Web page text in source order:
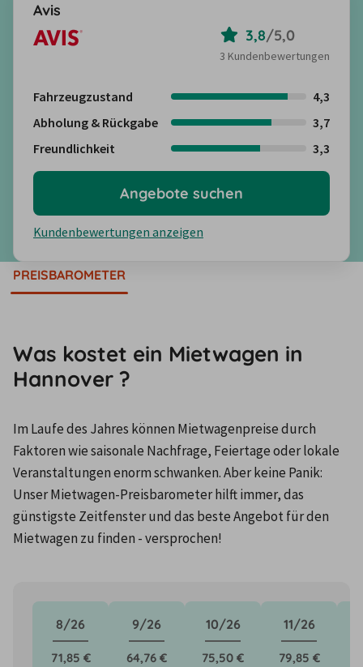
Avis
3,8/5,0
3 Kundenbewertungen
Fahrzeugzustand
4,3
Abholung & Rückgabe
3,7
Freundlichkeit
3,3
Kundenbewertungen anzeigen
Angebote suchen
PREISBAROMETER
Was kostet ein Mietwagen in
Hannover ?
Im Laufe des Jahres können Mietwagenpreise durch
Faktoren wie saisonale Nachfrage, Feiertage oder lokale
Veranstaltungen enorm schwanken. Aber keine Panik:
Unser Mietwagen-Preisbarometer hilft immer, das
günstigste Zeitfenster und das beste Angebot für den
Mietwagen zu finden - versprochen!
8/26
71,85 €
9/26
64,76 €
10/26
75,50 €
11/26
79,85 €